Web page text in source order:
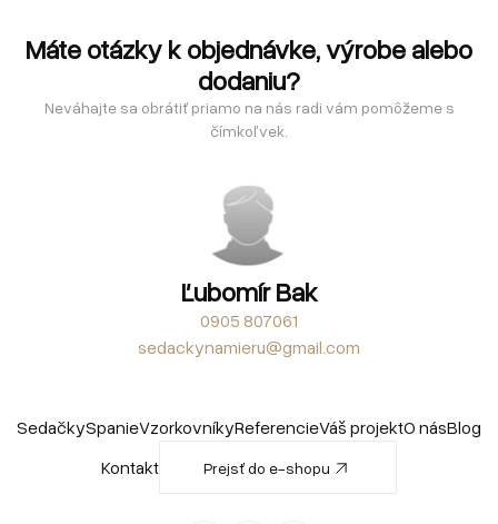
Máte otázky k objednávke, výrobe alebo
dodaniu?
Neváhajte sa obrátiť priamo na nás radi vám pomôžeme s
čímkoľvek.
Ľubomír Bak
0905 807061
sedackynamieru@gmail.com
SedačkySpanieVzorkovníkyReferencieVáš projektO násBlog
Kontakt
Prejsť do e-shopu